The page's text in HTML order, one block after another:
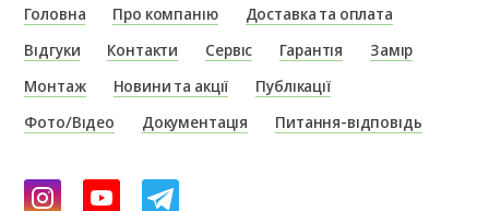
Головна Про компанію
Доставка та оплата
Відгуки
Контакти Сервіс Гарантія
Замір
Монтаж
Новини та акції
Публікації
Фото/Відео
Документація Питання-відповідь